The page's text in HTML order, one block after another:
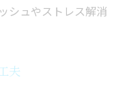
シュやストレス解消
夫